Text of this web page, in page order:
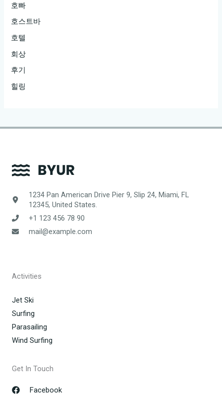
호빠
호스트바
호텔
회상
후기
힐링
1234 Pan American Drive Pier 9, Slip 24, Miami, FL
12345, United States.
+1 123 456 78 90
mail@example.com
Activities
Jet Ski
Surfing
Parasailing
Wind Surfing
Get In Touch
Facebook